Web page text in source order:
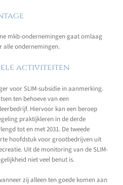
mkb-ondernemingen gaat omlaag
alle ondernemingen.
activiteiten
voor SLIM-subsidie in aanmerking.
ten behoeve van een
Hiervoor kan een beroep
praktijkleren in de derde
tot en met 2031. De tweede
hoofdstuk voor grootbedrijven uit
Uit de monitoring van de SLIM-
niet veel benut is.
zij alleen ten goede komen aan